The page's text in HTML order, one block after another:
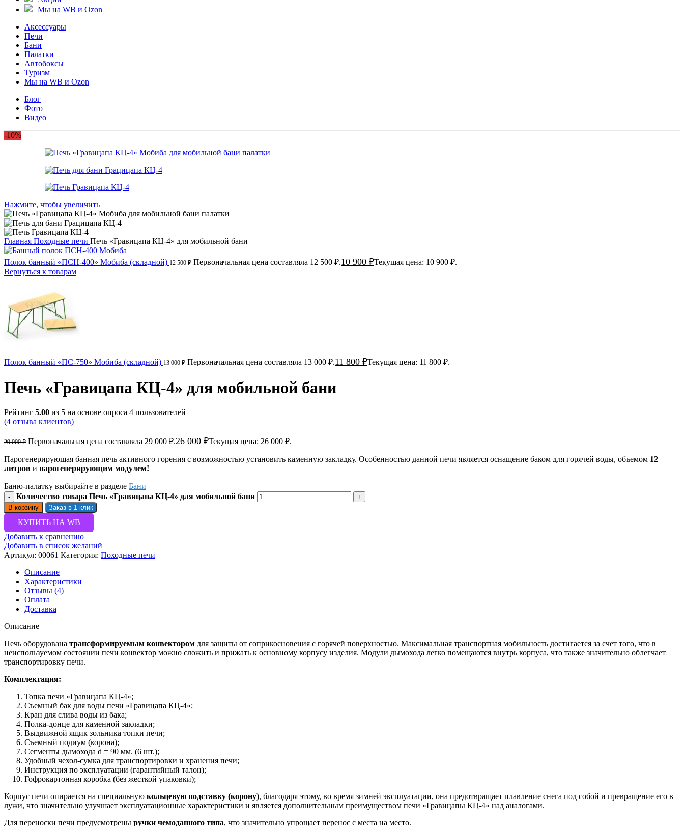
Мы на WB и Ozon
Аксессуары
Печи
Бани
Палатки
Автобоксы
Туризм
Мы на WB и Ozon
Блог
Фото
Видео
-10%
Нажмите, чтобы увеличить
Главная Походные печи Печь «Гравицапа КЦ-4» для мобильной бани
Полок банный «ПСН-400» Мобиба (складной) 12 500₽ Первоначальная цена составляла 12 500 ₽.10 900 ₽Текущая цена: 10 900 ₽.
Вернуться к товарам
Полок банный «ПС-750» Мобиба (складной) 13 000₽ Первоначальная цена составляла 13 000 ₽.11 800 ₽Текущая цена: 11 800 ₽.
Печь «Гравицапа КЦ-4» для мобильной бани
Рейтинг 5.00 из 5 на основе опроса 4 пользователей
(4 отзыва клиентов)
29 000₽ Первоначальная цена составляла 29 000 ₽.26 000 ₽Текущая цена: 26 000 ₽.
Парогенерирующая банная печь активного горения с возможностью установить каменную закладку. Особенностью данной печи является оснащение баком для горячей воды, объемом 12
литров и парогенерирующим модулем!
Баню-палатку выбирайте в разделе Бани
Количество товара Печь «Гравицапа КЦ-4» для мобильной бани
В корзину Заказ в 1 клик
КУПИТЬ НА WB
Добавить к сравнению
Добавить в список желаний
Артикул: 00061 Категория: Походные печи
Описание
Характеристики
Отзывы (4)
Оплата
Доставка
Описание
Печь оборудована трансформируемым конвектором для защиты от соприкосновения с горячей поверхностью. Максимальная транспортная мобильность достигается за счет того, что в
неиспользуемом состоянии печи конвектор можно сложить и прижать к основному корпусу изделия. Модули дымохода легко помещаются внутрь корпуса, что также значительно облегчает
транспортировку печи.
Комплектация:
Топка печи «Гравицапа КЦ-4»;
Съемный бак для воды печи «Гравицапа КЦ-4»;
Кран для слива воды из бака;
Полка-донце для каменной закладки;
Выдвижной ящик зольника топки печи;
Съемный подиум (корона);
Сегменты дымохода d = 90 мм. (6 шт.);
Удобный чехол-сумка для транспортировки и хранения печи;
Инструкция по эксплуатации (гарантийный талон);
Гофрокартонная коробка (без жесткой упаковки);
Корпус печи опирается на специальную кольцевую подставку (корону), благодаря этому, во время зимней эксплуатации, она предотвращает плавление снега под собой и превращение его в
лужи, что значительно улучшает эксплуатационные характеристики и является дополнительным преимуществом печи «Гравицапы КЦ-4» над аналогами.
Для переноски печи предусмотрены ручки чемоданного типа, что значительно упрощает перенос с места на место.